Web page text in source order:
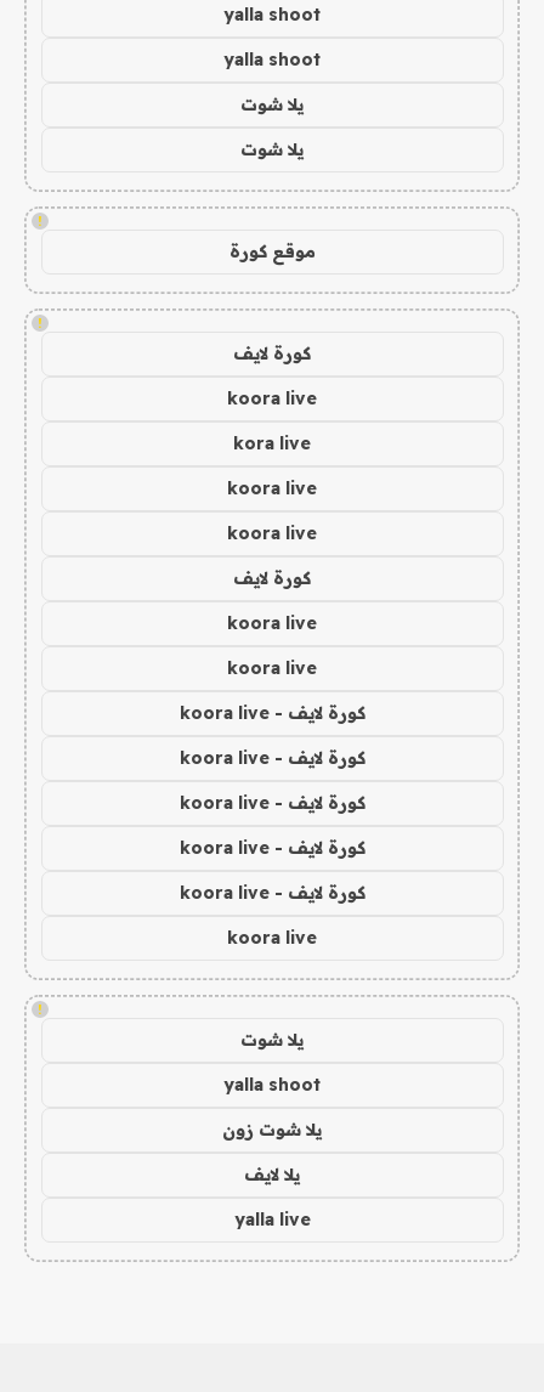
yalla shoot
yalla shoot
يلا شوت
يلا شوت
!
موقع كورة
!
كورة لايف
koora live
kora live
koora live
koora live
كورة لايف
koora live
koora live
كورة لايف - koora live
كورة لايف - koora live
كورة لايف - koora live
كورة لايف - koora live
كورة لايف - koora live
koora live
!
يلا شوت
yalla shoot
يلا شوت زون
يلا لايف
yalla live